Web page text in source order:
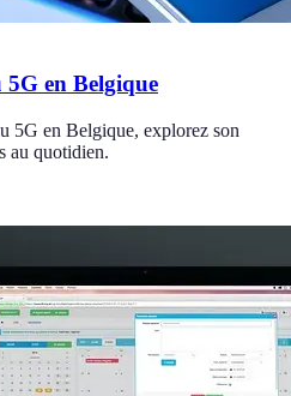
5G en Belgique
5G en Belgique, explorez son
au quotidien.